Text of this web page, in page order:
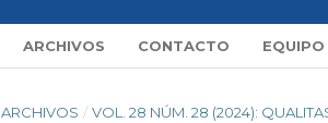
ARCHIVOS CONTACTO
ARCHIVOS / VOL. 28 NÚM. 28 (2024):